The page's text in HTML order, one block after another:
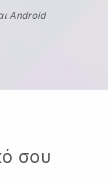
Android
σου